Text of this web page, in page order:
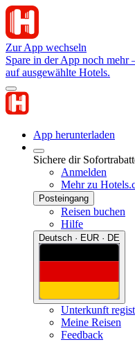
Zur App wechseln
Spare in der App noch mehr
auf ausgewählte Hotels.
App herunterladen
Sichere dir
Anmelden
Mehr zu
Posteingang
Reisen buchen
Hilfe
Deutsch · EUR · DE
Unterkunft
Meine Reisen
Feedback